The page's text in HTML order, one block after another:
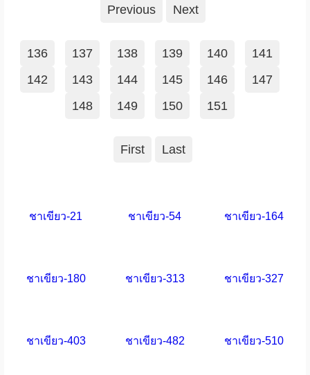
Previous Next
136 137 138 139 140
141
142
143 144 145 146
147
148
149 150 151
First Last
ชาเขียว-21 ชาเขียว-54 ชาเขียว-164
ชาเขียว-180 ชาเขียว-313 ชาเขียว-327
ชาเขียว-403 ชาเขียว-482 ชาเขียว-510